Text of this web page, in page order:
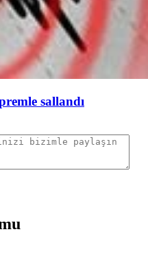
sallandı